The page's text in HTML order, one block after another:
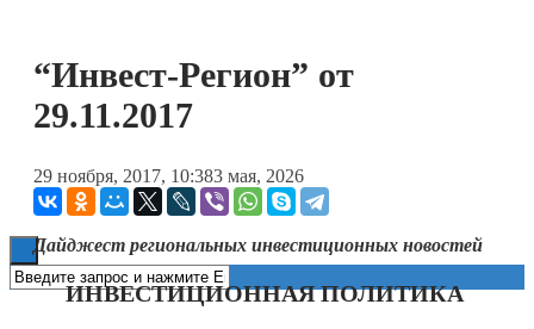
Книги
“Инвест-Регион” от
29.11.2017
29 ноября, 2017, 10:383 мая, 2026
Дайджест региональных инвестиционных новостей
ИНВЕСТИЦИОННАЯ ПОЛИТИКА